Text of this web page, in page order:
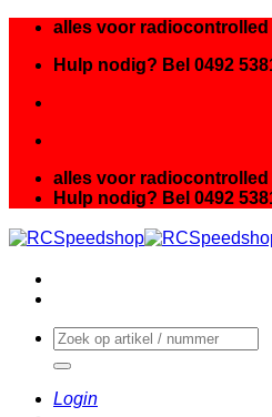
inhoud
alles voor radiocontrolled
Hulp nodig? Bel 0492
alles voor radiocontrolled
Hulp nodig? Bel 0492
Zoeken
naar:
Login